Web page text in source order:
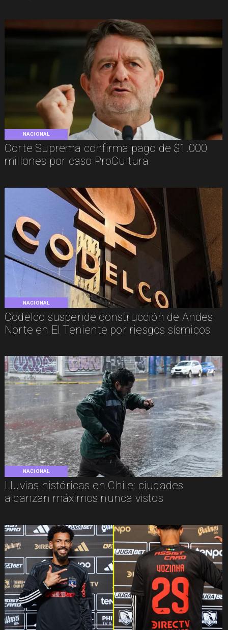
NACIONAL
Corte Suprema confirma pago de $1.000
millones por caso ProCultura
NACIONAL
Codelco suspende construcción de Andes
Norte en El Teniente por riesgos sísmicos
NACIONAL
Lluvias históricas en Chile: ciudades
alcanzan máximos nunca vistos